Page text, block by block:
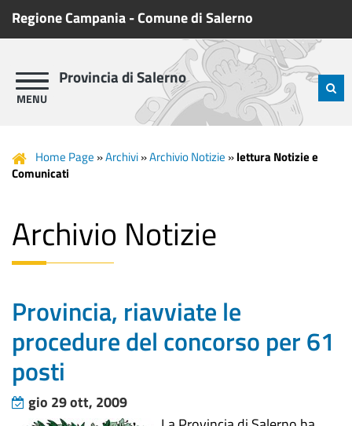
Regione Campania-Comune di Salerno
Provincia di Salerno
Home Page »Archivi»Archivio Notizie »lettura Notizie e
Comunicati
Archivio Notizie
Provincia, riavviate le
procedure del concorso per 61
posti
gio 29 ott, 2009